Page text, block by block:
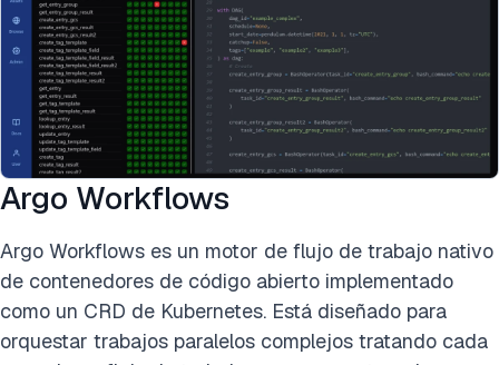
Argo Workflows
Argo Workflows es un motor de flujo de trabajo nativo
de contenedores de código abierto implementado
como un CRD de Kubernetes. Está diseñado para
orquestar trabajos paralelos complejos tratando cada